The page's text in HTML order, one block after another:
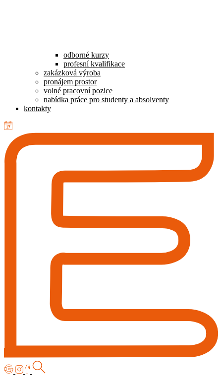
odborné kurzy
profesní kvalifikace
zakázková výroba
pronájem prostor
volné pracovní pozice
nabídka práce pro studenty a absolventy
kontakty